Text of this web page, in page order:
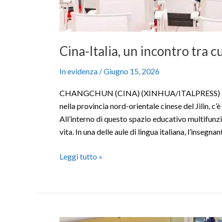
Cina-Italia, un incontro tra
In evidenza /Giugno 15, 2026
CHANGCHUN (CINA) (XINHUA/ITALPRESS)
nella provincia nord-orientale cinese del Jilin,
All’interno di questo spazio educativo
vita. In una delle aule di lingua italiana,
Leggi tutto »